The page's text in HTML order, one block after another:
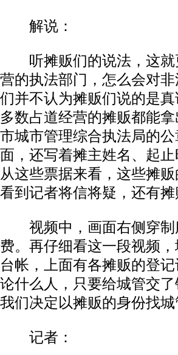
解说：
听摊贩们的说法，这就
营的执法部门，怎么会对
们并不认为摊贩们说的是
多数占道经营的摊贩都能
市城市管理综合执法局的
面，还写着摊主姓名、起
从这些票据来看，这些摊
看到记者将信将疑，还有
视频中，画面右侧穿制
费。再仔细看这一段视频
台帐，上面有各摊贩的登
论什么人，只要给城管交
我们决定以摊贩的身份找城
记者：